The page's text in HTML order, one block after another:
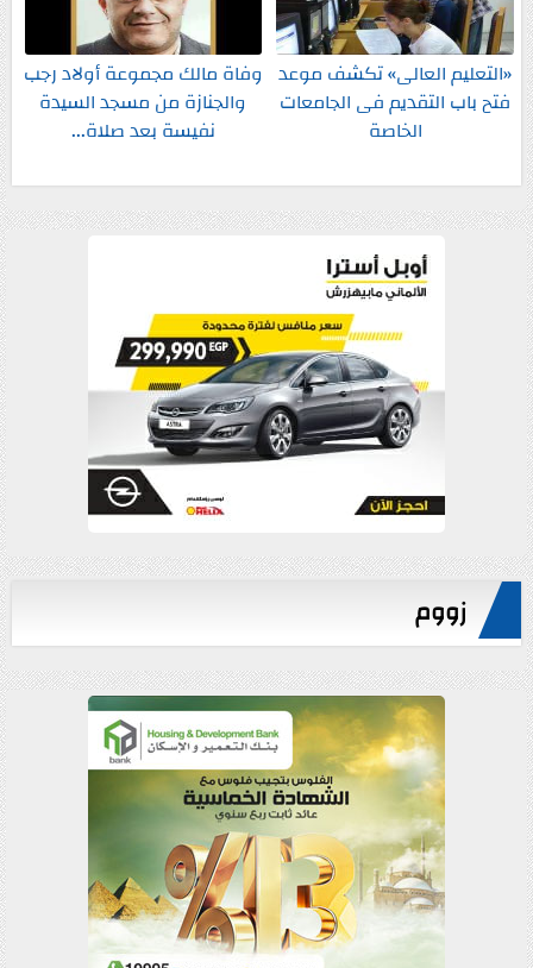
«التعليم العالى» تكشف موعد
فتح باب التقديم فى الجامعات
الخاصة
وفاة مالك مجموعة أولاد رجب
والجنازة من مسجد السيدة
نفيسة بعد صلاة...
زووم